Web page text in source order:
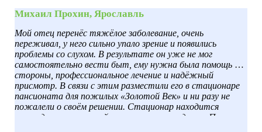
Михаил Прохин, Ярославль
Мой отец перенёс тяжёлое заболевание, очень
переживал, у него сильно упало зрение и появились
проблемы со слухом. В результате он уже не мог
самостоятельно вести быт, ему нужна была помощь со
стороны, профессиональное лечение и надёжный
присмотр. В связи с этим разместили его в стационаре
пансионата для пожилых «Золотой Век» и ни разу не
пожалели о своём решении. Стационар находится
загородом, в тихом районе со свежим воздухом. Папа